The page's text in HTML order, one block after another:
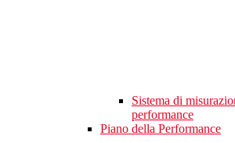
Sistema di
performance
Piano della Performance